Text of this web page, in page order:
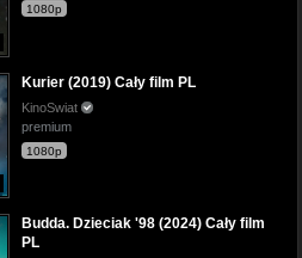
1080p
Kurier (2019) Cały film PL
KinoSwiat
premium
1080p
Budda. Dzieciak '98 (2024) Cały film
PL